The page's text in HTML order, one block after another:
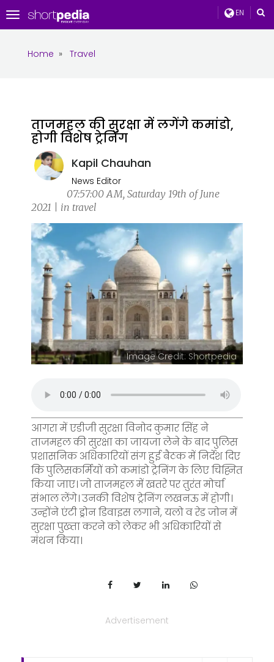
EN
Toggle
navigation
Home » Travel
ताजमहल की सुरक्षा में लगेंगे कमांडो,
होगी विशेष ट्रेनिंग
Kapil Chauhan
News Editor
07:57:00 AM, Saturday 19th of June
2021 | in travel
Image Credit: Shortpedia
आगरा में एडीजी सुरक्षा विनोद कुमार सिंह ने
ताजमहल की सुरक्षा का जायजा लेने के बाद पुलिस
प्रशासनिक अधिकारियों संग हुई बैठक में निर्देश दिए
कि पुलिसकर्मियों को कमांडो ट्रेनिंग के लिए चिह्नित
किया जाए। जो ताजमहल में खतरे पर तुरंत मोर्चा
संभाल लेंगे। उनकी विशेष ट्रेनिंग लखनऊ में होगी।
उन्होंने एंटी ड्रोन डिवाइस लगाने, यलो व रेड जोन में
सुरक्षा पुख्ता करने को लेकर भी अधिकारियों से
मंथन किया।
Advertisement